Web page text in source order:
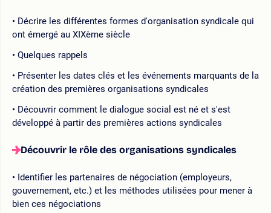
Décrire les différentes formes d'organisation syndicale qui
ont émergé au XIXème siècle
Quelques rappels
Présenter les dates clés et les événements marquants de la
création des premières organisations syndicales
Découvrir comment le dialogue social est né et s'est
développé à partir des premières actions syndicales
Découvrir le rôle des organisations syndicales
Identifier les partenaires de négociation (employeurs,
gouvernement, etc.) et les méthodes utilisées pour mener à
bien ces négociations